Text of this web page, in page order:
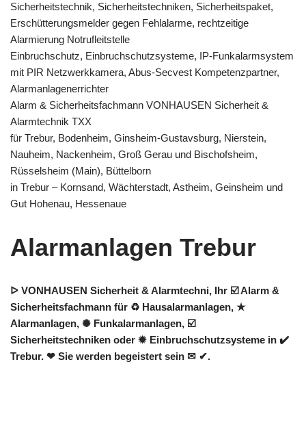
Sicherheitstechnik, Sicherheitstechniken, Sicherheitspaket,
Erschütterungsmelder gegen Fehlalarme, rechtzeitige
Alarmierung Notrufleitstelle
Einbruchschutz, Einbruchschutzsysteme, IP-Funkalarmsystem
mit PIR Netzwerkkamera, Abus-Secvest Kompetenzpartner,
Alarmanlagenerrichter
Alarm & Sicherheitsfachmann VONHAUSEN Sicherheit &
Alarmtechnik TXX
für Trebur, Bodenheim, Ginsheim-Gustavsburg, Nierstein,
Nauheim, Nackenheim, Groß Gerau und Bischofsheim,
Rüsselsheim (Main), Büttelborn
in Trebur – Kornsand, Wächterstadt, Astheim, Geinsheim und
Gut Hohenau, Hessenaue
Alarmanlagen Trebur
ᐅ VONHAUSEN Sicherheit & Alarmtechni, Ihr ☑️ Alarm &
Sicherheitsfachmann für ♻ Hausalarmanlagen, ★
Alarmanlagen, ✺ Funkalarmanlagen, ☑️
Sicherheitstechniken oder ✹ Einbruchschutzsysteme in ✔️
Trebur. ❤ Sie werden begeistert sein ✉ ✔.